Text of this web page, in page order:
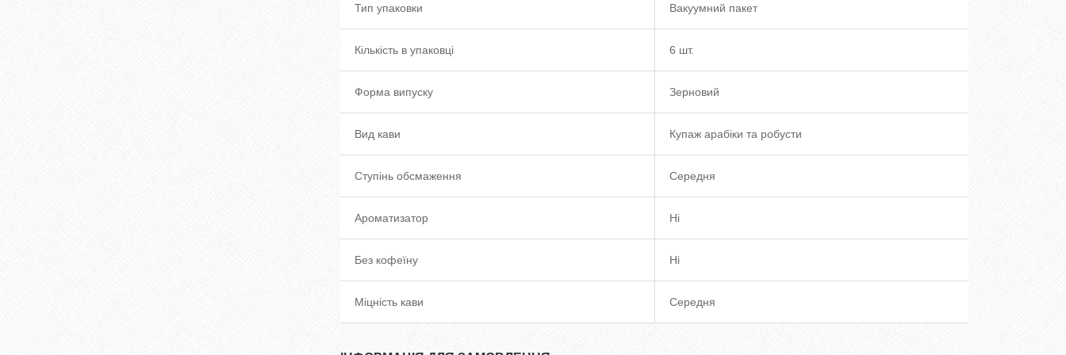
Тип упаковки Вакуумний пакет
Кількість в упаковці 6 шт.
Форма випуску Зерновий
Вид кави Купаж арабіки та робусти
Ступінь обсмаження Середня
Ароматизатор Ні
Без кофеїну Ні
Міцність кави Середня